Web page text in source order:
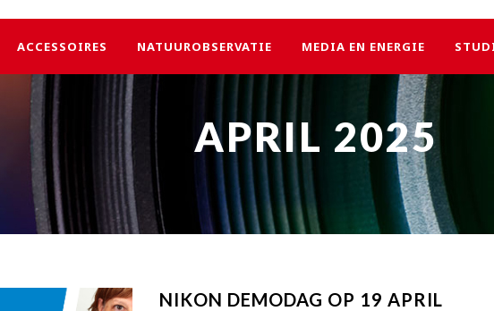
ACCESSOIRES NATUUROBSERVATIE MEDIA EN ENERGIE
APRIL 2025
NIKON DEMODAG OP 19 APRIL